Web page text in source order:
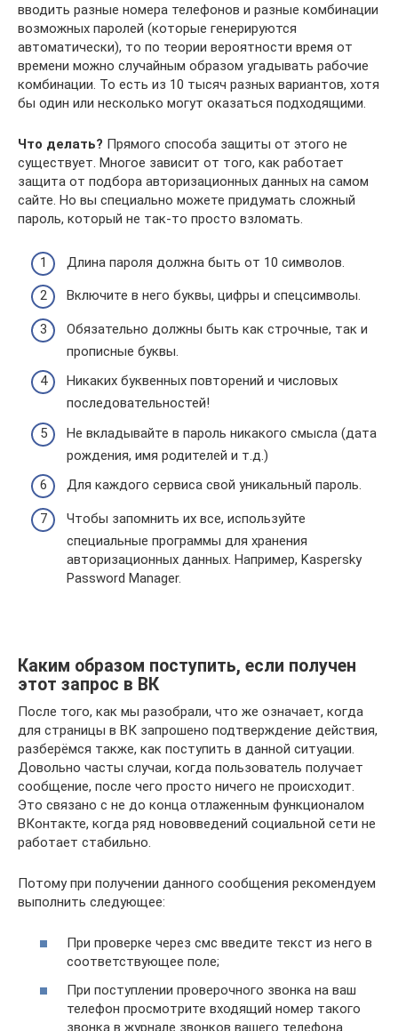
вводить разные номера телефонов и разные комбинации
возможных паролей (которые генерируются
автоматически), то по теории вероятности время от
времени можно случайным образом угадывать рабочие
комбинации. То есть из 10 тысяч разных вариантов, хотя
бы один или несколько могут оказаться подходящими.
Что делать? Прямого способа защиты от этого не
существует. Многое зависит от того, как работает
защита от подбора авторизационных данных на самом
сайте. Но вы специально можете придумать сложный
пароль, который не так-то просто взломать.
Длина пароля должна быть от 10 символов.
Включите в него буквы, цифры и спецсимволы.
Обязательно должны быть как строчные, так и
прописные буквы.
Никаких буквенных повторений и числовых
последовательностей!
Не вкладывайте в пароль никакого смысла (дата
рождения, имя родителей и т.д.)
Для каждого сервиса свой уникальный пароль.
Чтобы запомнить их все, используйте
специальные программы для хранения
авторизационных данных. Например, Kaspersky
Password Manager.
Каким образом поступить, если получен
этот запрос в ВК
После того, как мы разобрали, что же означает, когда
для страницы в ВК запрошено подтверждение действия,
разберёмся также, как поступить в данной ситуации.
Довольно часты случаи, когда пользователь получает
сообщение, после чего просто ничего не происходит.
Это связано с не до конца отлаженным функционалом
ВКонтакте, когда ряд нововведений социальной сети не
работает стабильно.
Потому при получении данного сообщения рекомендуем
выполнить следующее:
При проверке через смс введите текст из него в
соответствующее поле;
При поступлении проверочного звонка на ваш
телефон просмотрите входящий номер такого
звонка в журнале звонков вашего телефона.